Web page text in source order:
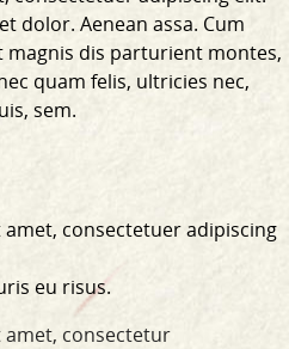
dolor. Aenean assa. Cum
dis parturient montes,
quam felis, ultricies nec,
sem.
consectetuer adipiscing
eu risus.
consectetur